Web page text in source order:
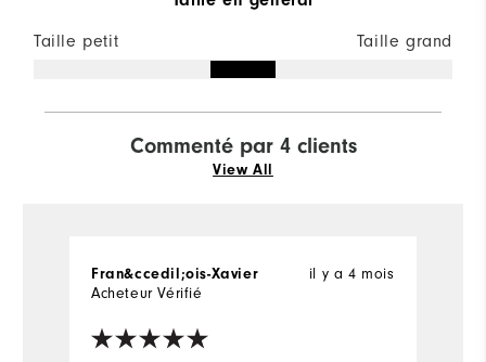
Taille petit Taille grand
Commenté par 4 clients
View All
il y a 4 mois
Fran&ccedil;ois-Xavier
Acheteur Vérifié